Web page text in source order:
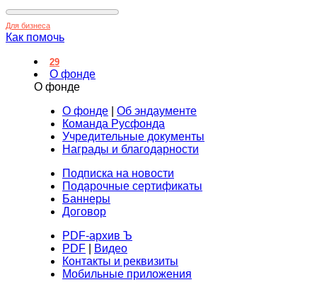
Для бизнеса
Как помочь
29
О фонде
О фонде
О фонде
Об эндаументе
Команда Русфонда
Учредительные документы
Награды и благодарности
Подписка на новости
Подарочные сертификаты
Баннеры
Договор
PDF-архив Ъ
PDF
Видео
Контакты и реквизиты
Мобильные приложения